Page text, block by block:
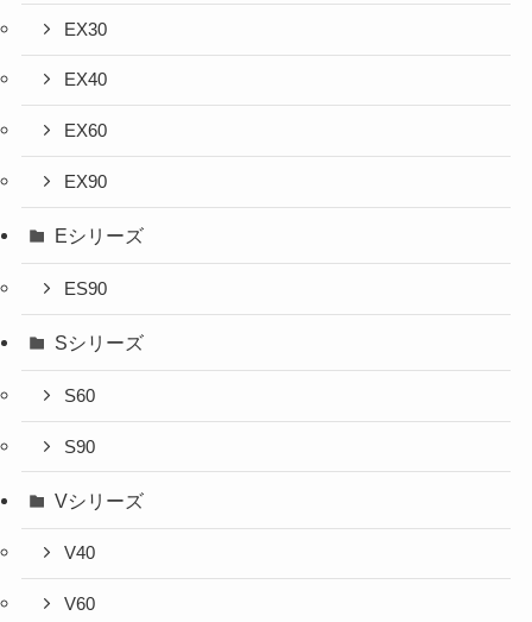
EX30
EX40
EX60
EX90
Eシリーズ
ES90
Sシリーズ
S60
S90
Vシリーズ
V40
V60